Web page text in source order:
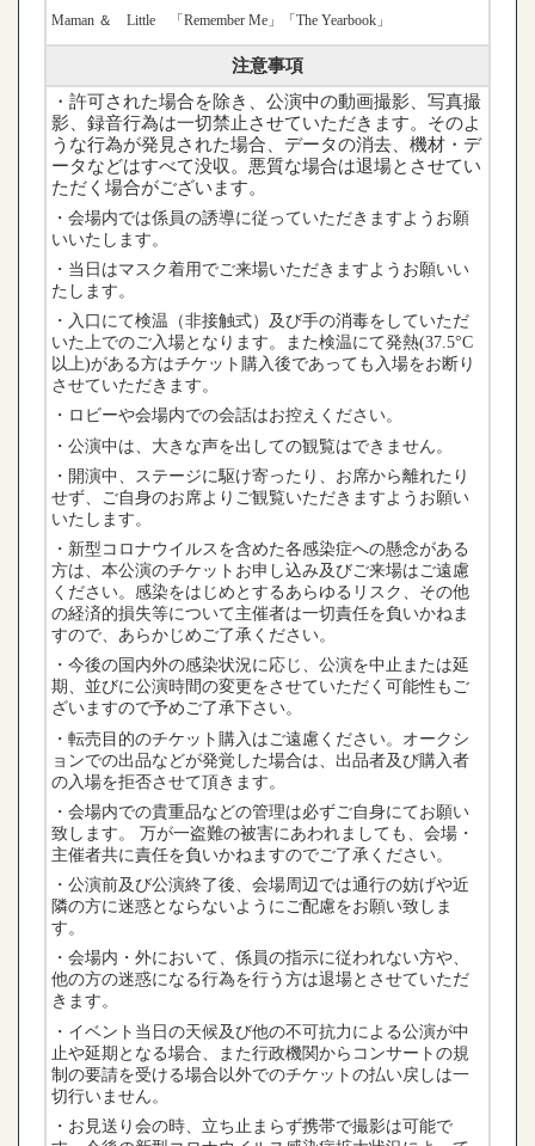
Maman ＆ Little 「Remember Me」「The Yearbook」
注意事項
・許可された場合を除き、公演中の動画撮影、写真撮
影、録音行為は一切禁止させていただきます。そのよ
うな行為が発見された場合、データの消去、機材・デ
ータなどはすべて没収。悪質な場合は退場とさせてい
ただく場合がございます。
・会場内では係員の誘導に従っていただきますようお願
いいたします。
・当日はマスク着用でご来場いただきますようお願いい
たします。
・入口にて検温（非接触式）及び手の消毒をしていただ
いた上でのご入場となります。また検温にて発熱(37.5°C
以上)がある方はチケット購入後であっても入場をお断り
させていただきます。
・ロビーや会場内での会話はお控えください。
・公演中は、大きな声を出しての観覧はできません。
・開演中、ステージに駆け寄ったり、お席から離れたり
せず、ご自身のお席よりご観覧いただきますようお願い
いたします。
・新型コロナウイルスを含めた各感染症への懸念がある
方は、本公演のチケットお申し込み及びご来場はご遠慮
ください。感染をはじめとするあらゆるリスク、その他
の経済的損失等について主催者は一切責任を負いかねま
すので、あらかじめご了承ください。
・今後の国内外の感染状況に応じ、公演を中止または延
期、並びに公演時間の変更をさせていただく可能性もご
ざいますので予めご了承下さい。
・転売目的のチケット購入はご遠慮ください。オークシ
ョンでの出品などが発覚した場合は、出品者及び購入者
の入場を拒否させて頂きます。
・会場内での貴重品などの管理は必ずご自身にてお願い
致します。 万が一盗難の被害にあわれましても、会場・
主催者共に責任を負いかねますのでご了承ください。
・公演前及び公演終了後、会場周辺では通行の妨げや近
隣の方に迷惑とならないようにご配慮をお願い致しま
す。
・会場内・外において、係員の指示に従われない方や、
他の方の迷惑になる行為を行う方は退場とさせていただ
きます。
・イベント当日の天候及び他の不可抗力による公演が中
止や延期となる場合、また行政機関からコンサートの規
制の要請を受ける場合以外でのチケットの払い戻しは一
切行いません。
・お見送り会の時、立ち止まらず携帯で撮影は可能で